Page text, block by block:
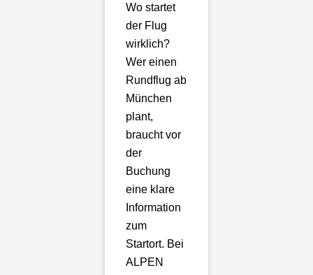
Wo startet
der Flug
wirklich?
Wer einen
Rundflug ab
München
plant,
braucht vor
der
Buchung
eine klare
Information
zum
Startort. Bei
ALPEN